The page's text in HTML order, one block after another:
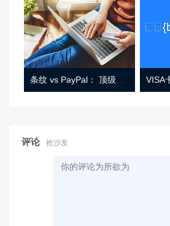
条纹 vs PayPal： 顶级功能， 定价 （和更多！
评论 抢沙发